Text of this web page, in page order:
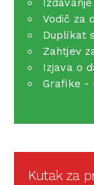
Vodič za
Duplikat
Zahtjev
Izjava o
Grafike -
Kutak za